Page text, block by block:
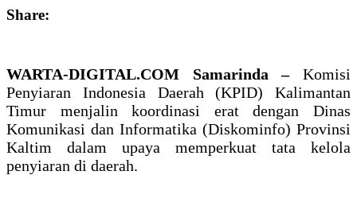
Share:
WARTA-DIGITAL.COM Samarinda –Komisi
Penyiaran Indonesia Daerah (KPID) Kalimantan
Timur menjalin koordinasi erat dengan Dinas
Komunikasi dan Informatika (Diskominfo) Provinsi
Kaltim dalam upaya memperkuat tata kelola
penyiaran di daerah.